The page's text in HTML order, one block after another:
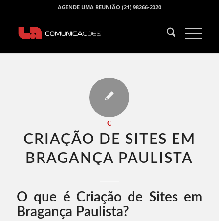
AGENDE UMA REUNIÃO (21) 98266-2020
C
CRIAÇÃO DE SITES EM
BRAGANÇA PAULISTA​
O que é Criação de Sites em
Bragança Paulista?